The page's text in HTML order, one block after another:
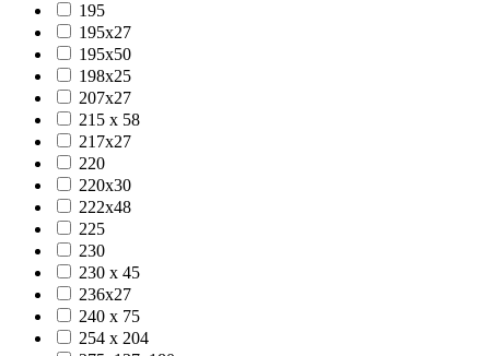
195
195x27
195x50
198x25
207x27
215 x 58
217x27
220
220x30
222x48
225
230
230 x 45
236x27
240 x 75
254 x 204